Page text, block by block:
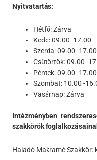
Nyitvatartás:
Hétfő: Zárva
Kedd: 09.00 -17.00
Szerda: 09.00 -17.00
Csütörtök: 09.00 -
Péntek: 09.00 -17.00
Szombat: 10.00 -
Vasárnap: Zárva
Intézményben
szakkörök
Haladó Makramé Szakkör: